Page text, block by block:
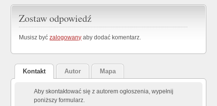
Zostaw odpowiedź
Musisz byćzalogowany aby dodać komentarz.
Kontakt Autor Mapa
Aby skontaktować się z autorem ogłoszenia, wypełnij
poniższy formularz.